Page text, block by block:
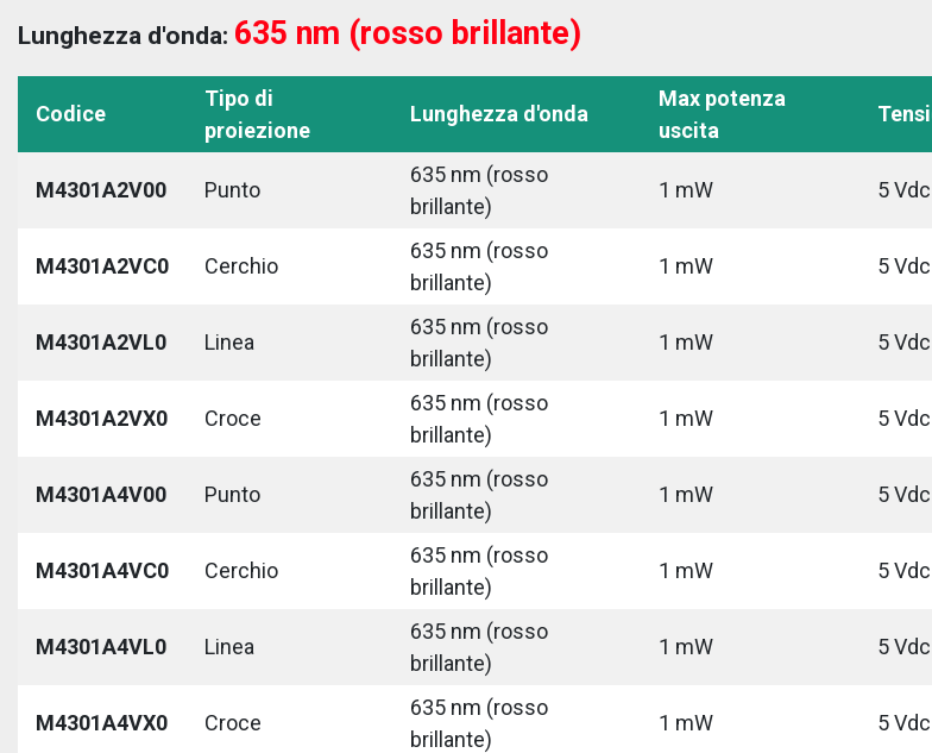
Lunghezza d'onda: 635 nm (rosso brillante)
Codice
Tipo di
proiezione
Lunghezza d'onda
Max potenza
uscita
M4301A2V00 Punto
635 nm (rosso
brillante)
1 mW 5 Vdc
M4301A2VC0 Cerchio
635 nm (rosso
brillante)
1 mW 5 Vdc
M4301A2VL0 Linea
635 nm (rosso
brillante)
1 mW 5 Vdc
M4301A2VX0 Croce
635 nm (rosso
brillante)
1 mW 5 Vdc
M4301A4V00 Punto
635 nm (rosso
brillante)
1 mW 5 Vdc
M4301A4VC0 Cerchio
635 nm (rosso
brillante)
1 mW 5 Vdc
M4301A4VL0 Linea
635 nm (rosso
brillante)
1 mW 5 Vdc
M4301A4VX0 Croce
635 nm (rosso
brillante)
1 mW 5 Vdc